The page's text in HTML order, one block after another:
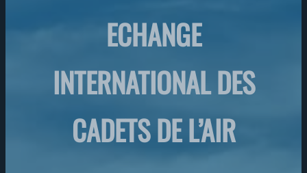
ECHANGE
INTERNATIONAL DES
CADETS DE L’AIR